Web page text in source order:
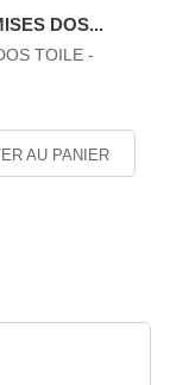
DOS...
TOILE -
AU PANIER